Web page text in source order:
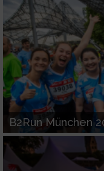
B2Run München